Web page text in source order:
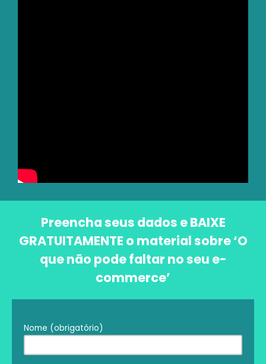
Preencha seus dados e BAIXE
GRATUITAMENTE o material sobre ‘O
que não pode faltar no seu e-
commerce’
Nome (obrigatório)